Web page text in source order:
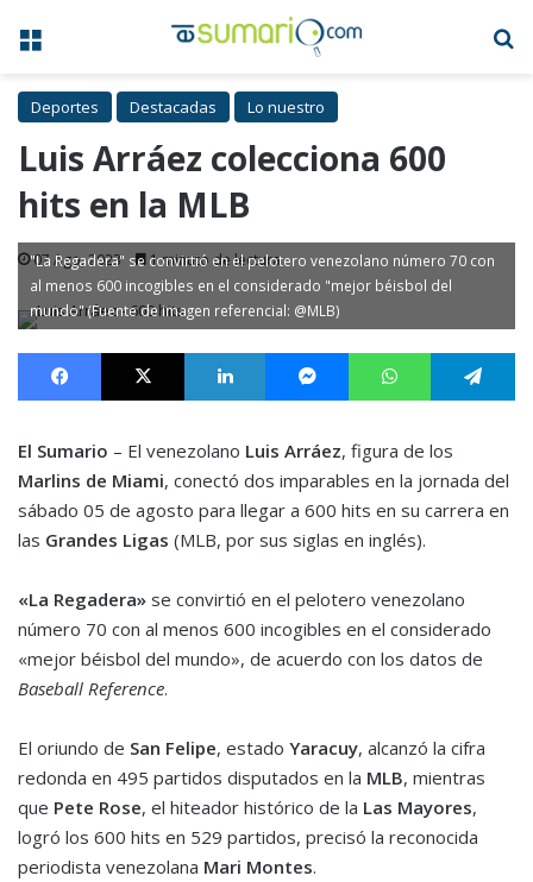
Menú
Deportes Destacadas Lo nuestro
Luis Arráez colecciona 600
hits en la MLB
07 Ago, 2023 1 minuto de lectura
"La Regadera" se convirtió en el pelotero venezolano número 70 con
al menos 600 incogibles en el considerado "mejor béisbol del
mundo" (Fuente de imagen referencial: @MLB)
Facebook X LinkedIn MessengerWhatsApp
El Sumario – El venezolano Luis Arráez, figura de los
Marlins de Miami, conectó dos imparables en la jornada del
sábado 05 de agosto para llegar a 600 hits en su carrera en
las Grandes Ligas (MLB, por sus siglas en inglés).
«La Regadera» se convirtió en el pelotero venezolano
número 70 con al menos 600 incogibles en el considerado
«mejor béisbol del mundo», de acuerdo con los datos de
Baseball Reference.
El oriundo de San Felipe, estado Yaracuy, alcanzó la cifra
redonda en 495 partidos disputados en la MLB, mientras
que Pete Rose, el hiteador histórico de la Las Mayores,
logró los 600 hits en 529 partidos, precisó la reconocida
periodista venezolana Mari Montes.